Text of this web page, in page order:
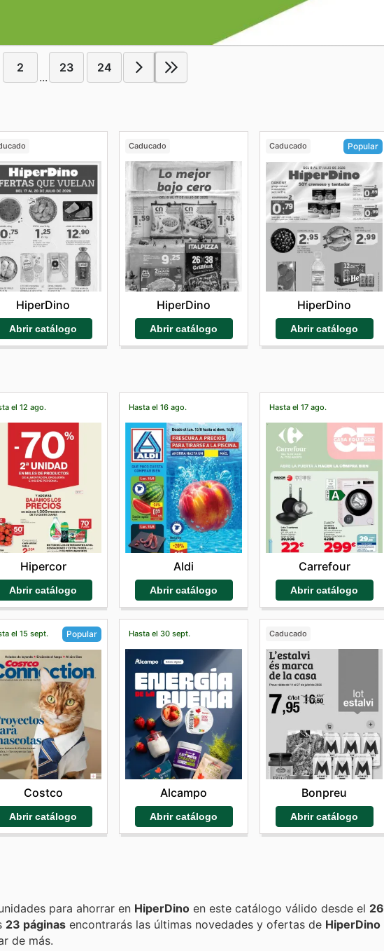
2
...
23 24
HiperDino
Abrir catálogo
Caducado
HiperDino
Abrir catálogo
Caducado Popular
HiperDino
Abrir catálogo
el 12 ago.
Hipercor
Abrir catálogo
Hasta el 16 ago.
Aldi
Abrir catálogo
Hasta el 17 ago.
Carrefour
Abrir catálogo
el 15 sept. Popular
Costco
Abrir catálogo
Hasta el 30 sept.
Alcampo
Abrir catálogo
Caducado
Bonpreu
Abrir catálogo
Encuentra las mejores promociones, descuentos y oportunidades para ahorrar en HiperDino en este catálogo válido desde el 26
23 páginas encontrarás las últimas novedades y ofertas de HiperDino
de más.